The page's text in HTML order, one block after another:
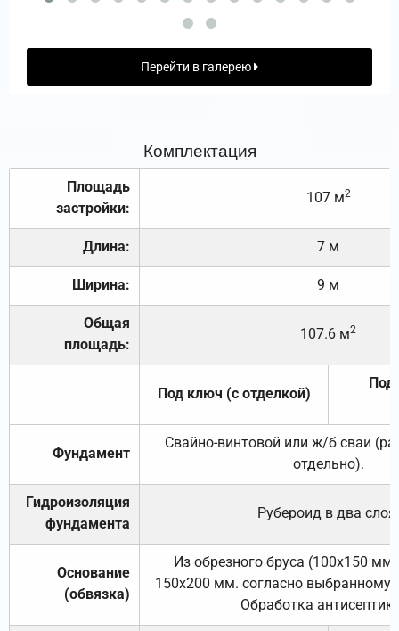
Перейти в галерею
Комплектация
Площадь
застройки:
107 м2
Длина: 7 м
Ширина: 9 м
Общая
площадь:
107.6 м2
Под ключ (с отделкой)
Под
Фундамент
Свайно-винтовой или ж/б сваи
отдельно).
Гидроизоляция
фундамента
Рубероид в два слоя.
Основание
(обвязка)
Из обрезного бруса (100х150
150х200 мм. согласно выбранному
Обработка